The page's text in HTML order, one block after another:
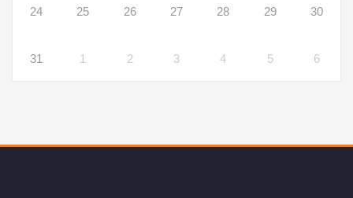
24 25 26 27 28 29 30
31 1 2 3 4 5 6